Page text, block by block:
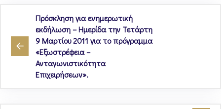
Πρόσκληση για ενημερωτική
εκδήλωση – Ημερίδα την Τετάρτη
9 Μαρτίου 2011 για το πρόγραμμα
«Εξωστρέφεια –
Ανταγωνιστικότητα
Επιχειρήσεων».